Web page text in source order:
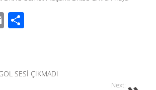
E
e
SESİ ÇIKMADI
Next: